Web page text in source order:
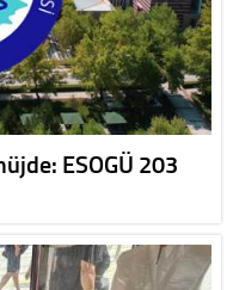
ESOGÜ 203